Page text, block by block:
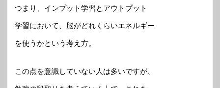
つまり、インプット学習とアウトプット
学習において、脳がどれくらいエネルギー
を使うかという考え方。
この点を意識していない人は多いですが、